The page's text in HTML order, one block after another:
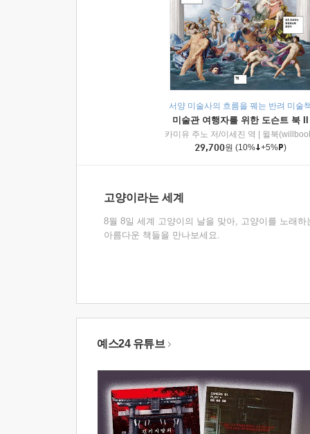
서양 미술사의 흐름을 꿰는 반려 미술
미술관 여행자를 위한 도슨트 북 II
카미유 주노 저/이세진 역
윌북
29,700원 (10% +5% )
고양이라는 세계
8월 8일 세계 고양이의 날을 맞아, 고양이를 노래하
아름다운 책들을 만나보세요.
예스24 유튜브